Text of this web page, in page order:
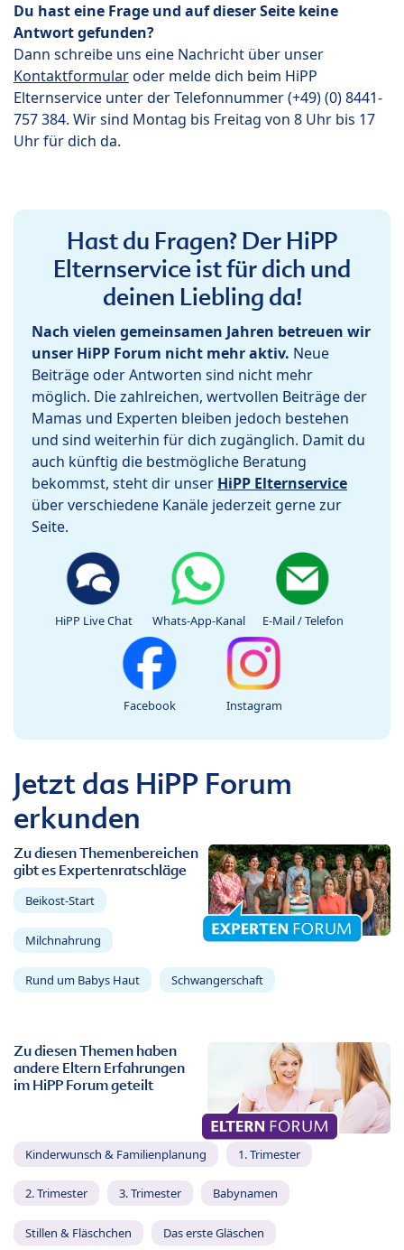
Du hast eine Frage und auf dieser Seite keine
Antwort gefunden?
Dann schreibe uns eine Nachricht über unser
Kontaktformularoder melde dich beim HiPP
Elternservice unter der Telefonnummer (+49) (0) 8441-
757 384. Wir sind Montag bis Freitag von 8 Uhr bis 17
Uhr für dich da.
Hast du Fragen? Der HiPP
Elternservice ist für dich und
deinen Liebling da!
Nach vielen gemeinsamen Jahren betreuen wir
unser HiPP Forum nicht mehr aktiv. Neue
Beiträge oder Antworten sind nicht mehr
möglich. Die zahlreichen, wertvollen Beiträge der
Mamas und Experten bleiben jedoch bestehen
und sind weiterhin für dich zugänglich. Damit du
auch künftig die bestmögliche Beratung
bekommst, steht dir unser HiPP Elternservice
über verschiedene Kanäle jederzeit gerne zur
Seite.
HiPP Live Chat Whats-App-Kanal E-Mail / Telefon
Facebook Instagram
Jetzt das HiPP Forum
erkunden
Zu diesen Themenbereichen
gibt es Expertenratschläge
Beikost-Start
Milchnahrung
Rund um Babys Haut Schwangerschaft
Zu diesen Themen haben
andere Eltern Erfahrungen
im HiPP Forum geteilt
Kinderwunsch & Familienplanung 1. Trimester
2. Trimester 3. Trimester Babynamen
Stillen & Fläschchen Das erste Gläschen